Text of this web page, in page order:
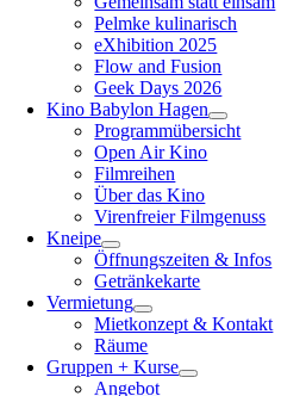
Pelmke kulinarisch
eXhibition 2025
Flow and Fusion
Geek Days 2026
Kino Babylon Hagen
Programmübersicht
Open Air Kino
Filmreihen
Über das Kino
Virenfreier Filmgenuss
Kneipe
Öffnungszeiten & Infos
Getränkekarte
Vermietung
Mietkonzept & Kontakt
Räume
Gruppen + Kurse
Angebot